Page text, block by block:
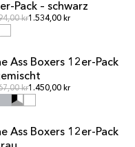
Pack – schwarz
krNormalpreis
1.534,00 kr
MULTIPACK-ANGEBOT
Ass Boxers 12er-Pack
krNormalpreis
1.450,00 kr
MULTIPACK-ANGEBOT
Ass Boxers 12er-Pack